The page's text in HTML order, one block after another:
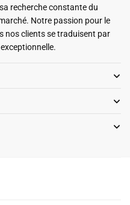
recherche constante du
Notre passion pour le
nos clients se traduisent par